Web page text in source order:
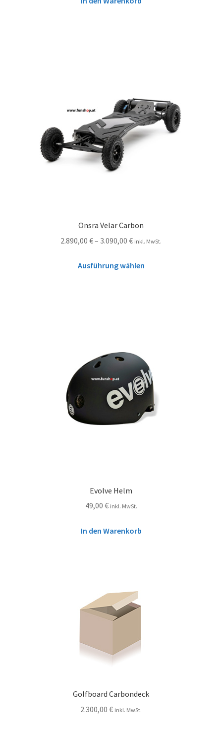
Onsra Velar Carbon
2.890,00 €– 3.090,00 € inkl. MwSt.
Ausführung wählen
Evolve Helm
49,00 € inkl. MwSt.
In den Warenkorb
Golfboard Carbondeck
2.300,00 € inkl. MwSt.